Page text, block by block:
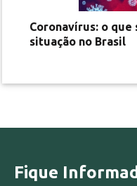
Coronavírus: o que
situação no Brasil
Fique